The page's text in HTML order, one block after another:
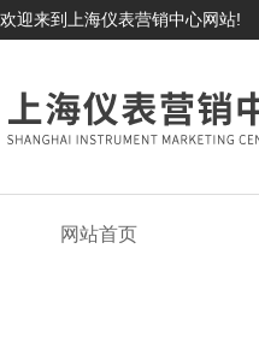
欢迎来到上海仪表营销中心网站!
网站首页